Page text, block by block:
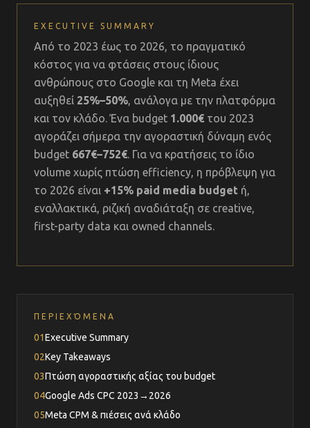
EXECUTIVE SUMMARY
Από το 2023 έως το 2026, το πραγματικό
κόστος για να φτάσεις στους ίδιους
ανθρώπους στο Google και τη Meta έχει
αυξηθεί 25%–50%, ανάλογα με την πλατφόρμα
και τον κλάδο. Ένα budget 1.000€ του 2023
αγοράζει σήμερα την αγοραστική δύναμη ενός
budget 667€–752€. Για να κρατήσεις το ίδιο
volume χωρίς πτώση efficiency, η πρόβλεψη για
το 2026 είναι +15% paid media budget ή,
εναλλακτικά, ριζική αναδιάταξη σε creative,
first-party data και owned channels.
ΠΕΡΙΕΧΌΜΕΝΑ
01Executive Summary
02Key Takeaways
03Πτώση αγοραστικής αξίας του budget
04Google Ads CPC 2023→2026
05Meta CPM & πιέσεις ανά κλάδο